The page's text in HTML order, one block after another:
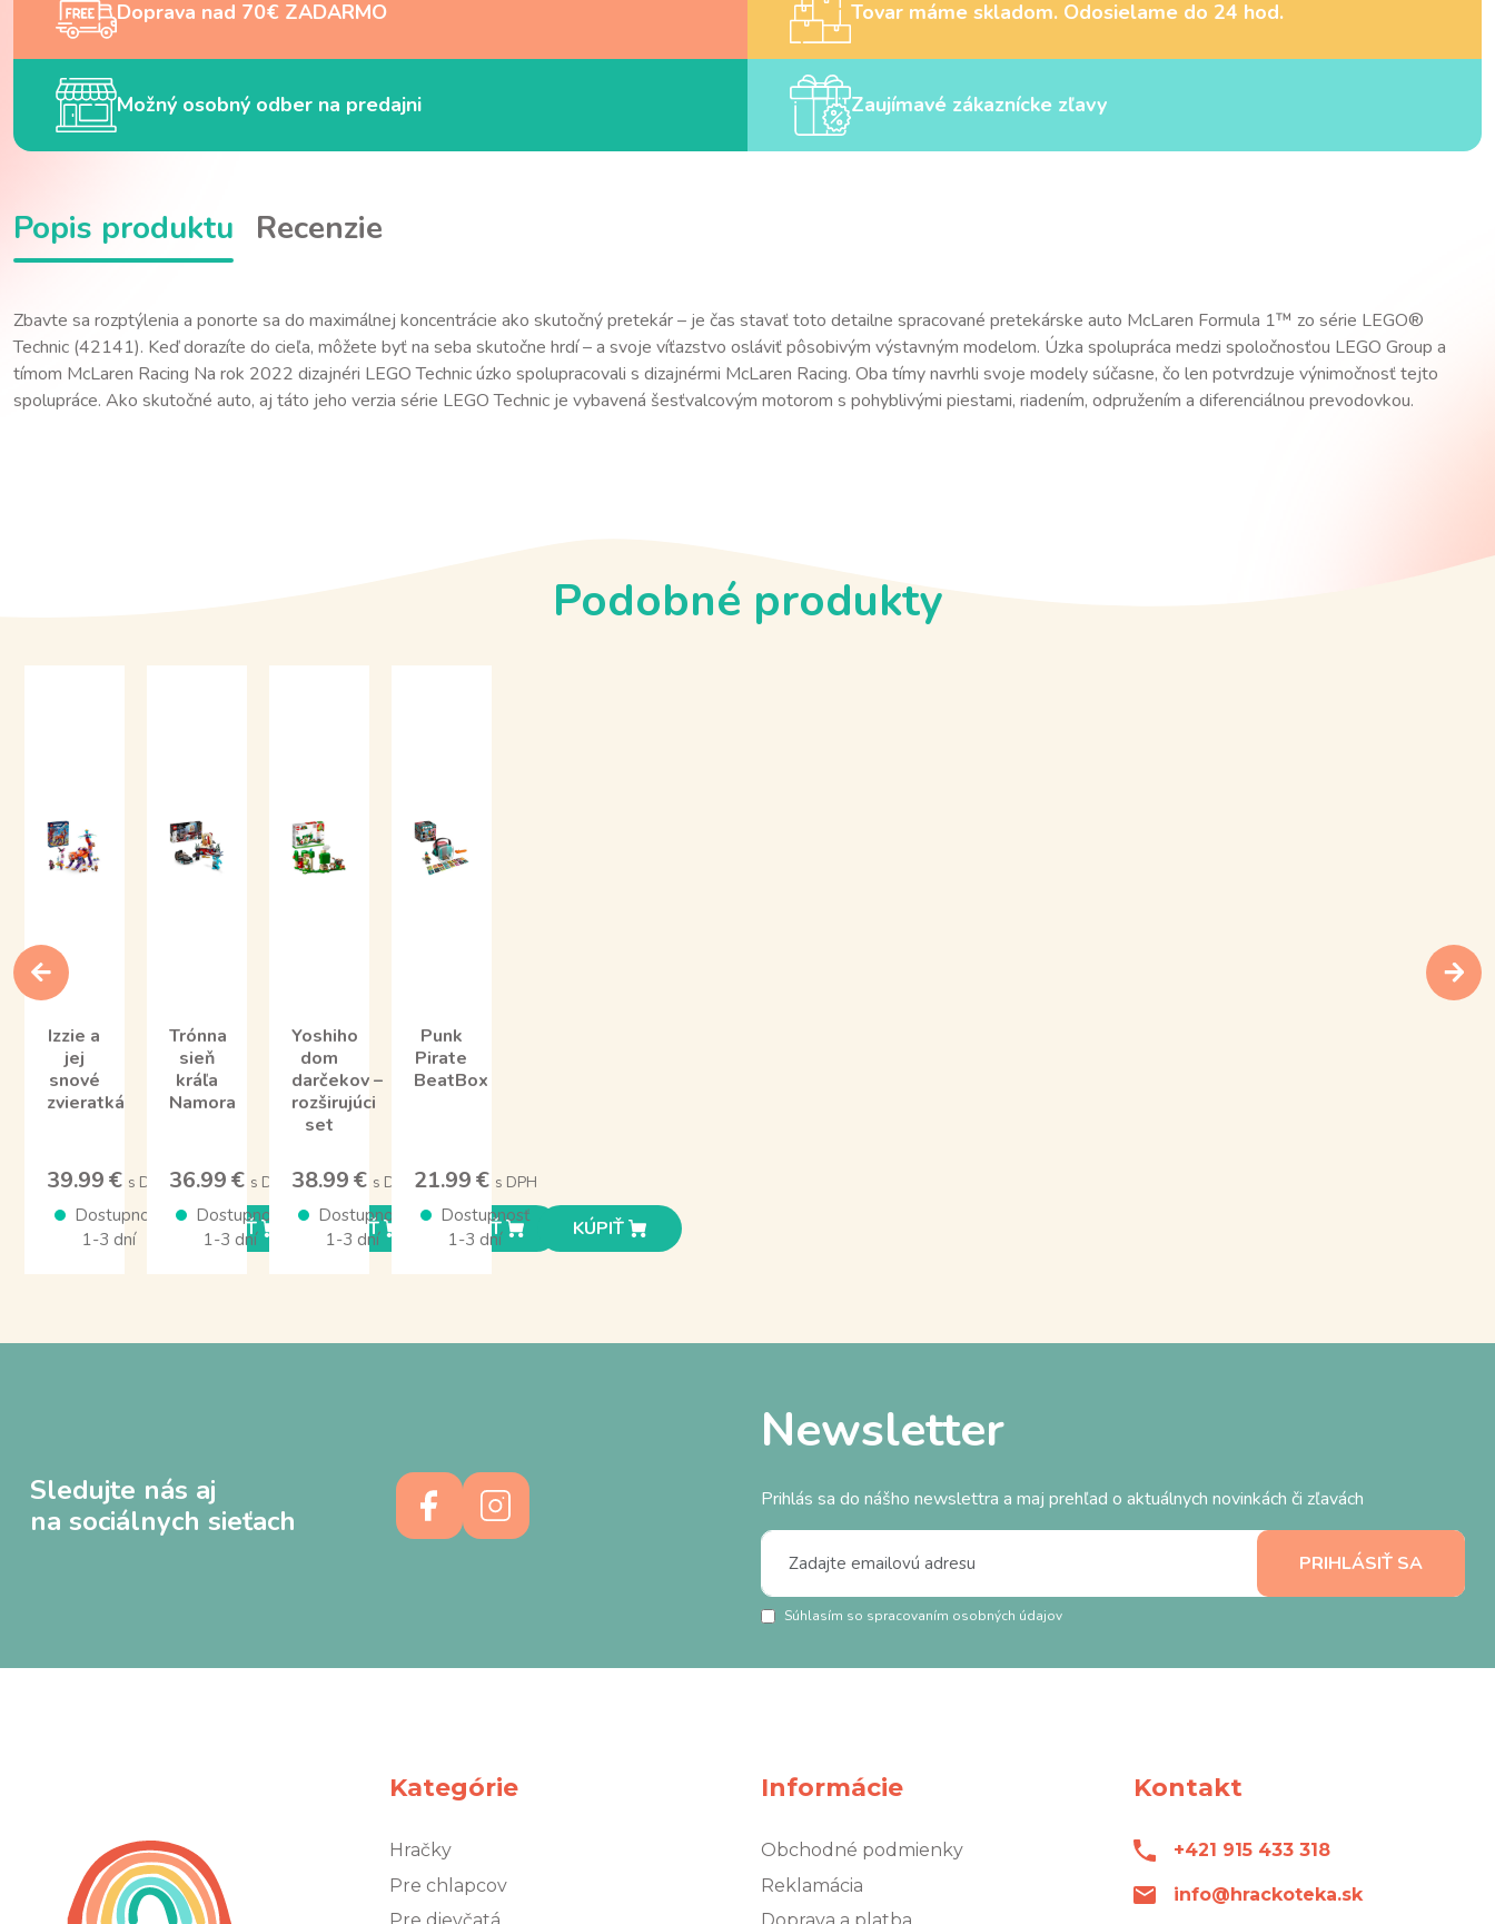
Doprava nad 70€ ZADARMO Tovar máme skladom. Odosielame do 24 hod.
Možný osobný odber na predajni Zaujímavé zákaznícke zľavy
Popis produktu Recenzie
Zbavte sa rozptýlenia a ponorte sa do maximálnej koncentrácie ako skutočný pretekár – je čas stavať toto detailne spracované pretekárske auto McLaren Formula 1™ zo série LEGO®
Technic (42141). Keď dorazíte do cieľa, môžete byť na seba skutočne hrdí – a svoje víťazstvo osláviť pôsobivým výstavným modelom. Úzka spolupráca medzi spoločnosťou LEGO Group a
tímom McLaren Racing Na rok 2022 dizajnéri LEGO Technic úzko spolupracovali s dizajnérmi McLaren Racing. Oba tímy navrhli svoje modely súčasne, čo len potvrdzuje výnimočnosť tejto
spolupráce. Ako skutočné auto, aj táto jeho verzia série LEGO Technic je vybavená šesťvalcovým motorom s pohyblivými piestami, riadením, odpružením a diferenciálnou prevodovkou.
Podobné produkty
Izzie a
jej
snové
zvieratká
39.99 € s DPH
Dostupnosť
1-3 dní
KÚPIŤ
Trónna
sieň
kráľa
Namora
36.99 € s DPH
Dostupnosť
1-3 dní
KÚPIŤ
Yoshiho
dom
darčekov –
rozširujúci
set
38.99 € s DPH
Dostupnosť
1-3 dní
KÚPIŤ
Punk
Pirate
BeatBox
21.99 € s DPH
Dostupnosť
1-3 dní
KÚPIŤ
Sledujte nás aj
na sociálnych sieťach
Newsletter
Prihlás sa do nášho newslettra a maj prehľad o aktuálnych novinkách či zľavách
Súhlasím so spracovaním osobných údajov
Kategórie
Hračky
Pre chlapcov
Informácie
Obchodné podmienky
Reklamácia
Kontakt
+421 915 433 318
info@hrackoteka.sk